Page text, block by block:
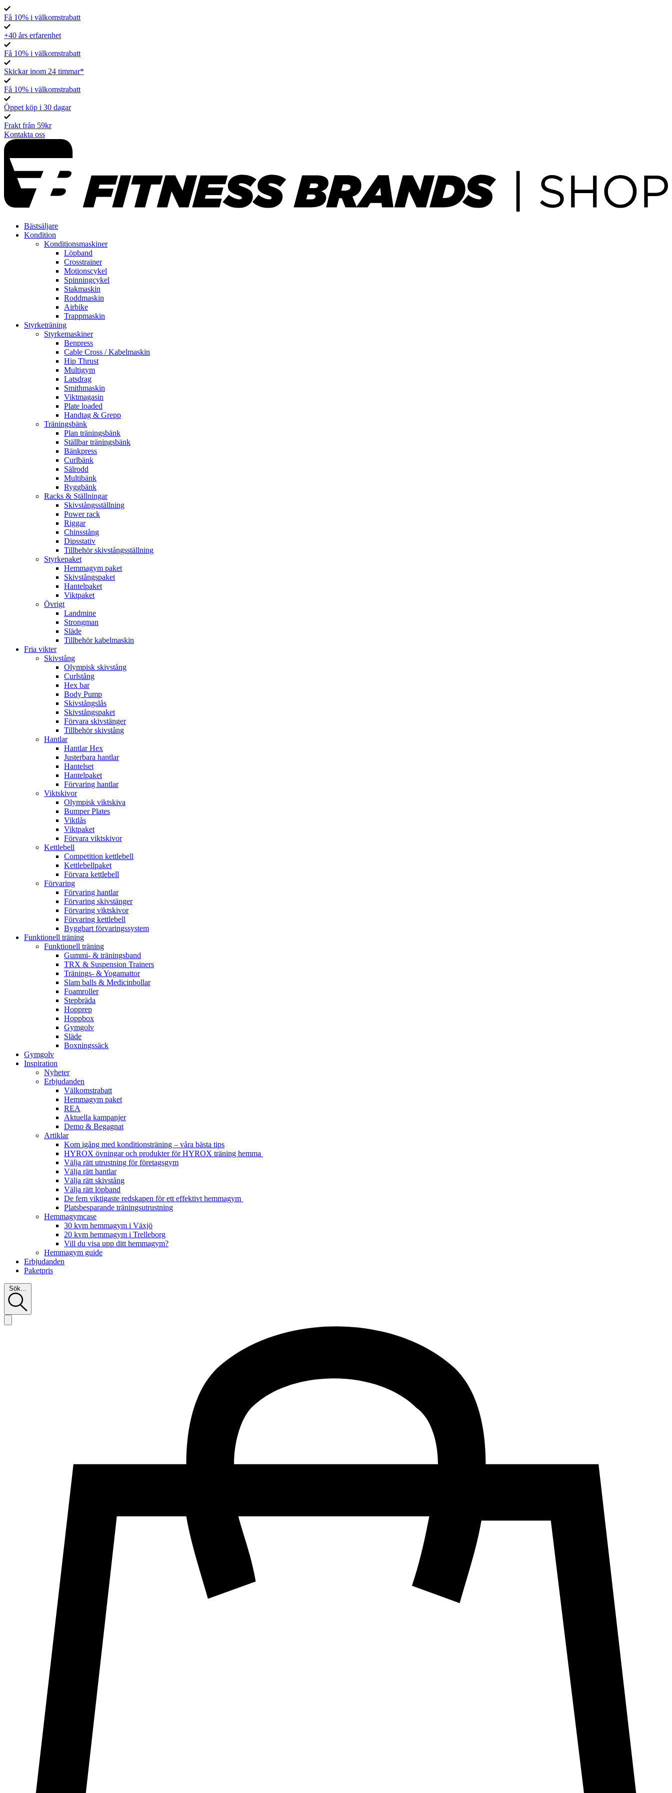
Få 10% i välkomstrabatt
+40 års erfarenhet
Få 10% i välkomstrabatt
Skickar inom 24 timmar*
Få 10% i välkomstrabatt
Öppet köp i 30 dagar
Frakt från 59kr
Kontakta oss
Bästsäljare
Kondition
Konditionsmaskiner
Löpband
Crosstrainer
Motionscykel
Spinningcykel
Stakmaskin
Roddmaskin
Airbike
Trappmaskin
Styrketräning
Styrkemaskiner
Benpress
Cable Cross / Kabelmaskin
Hip Thrust
Multigym
Latsdrag
Smithmaskin
Viktmagasin
Plate loaded
Handtag & Grepp
Träningsbänk
Plan träningsbänk
Ställbar träningsbänk
Bänkpress
Curlbänk
Sälrodd
Multibänk
Ryggbänk
Racks & Ställningar
Skivstångsställning
Power rack
Riggar
Chinsstång
Dipsstativ
Tillbehör skivstångsställning
Styrkepaket
Hemmagym paket
Skivstångspaket
Hantelpaket
Viktpaket
Övrigt
Landmine
Strongman
Släde
Tillbehör kabelmaskin
Fria vikter
Skivstång
Olympisk skivstång
Curlstång
Hex bar
Body Pump
Skivstångslås
Skivstångspaket
Förvara skivstänger
Tillbehör skivstång
Hantlar
Hantlar Hex
Justerbara hantlar
Hantelset
Hantelpaket
Förvaring hantlar
Viktskivor
Olympisk viktskiva
Bumper Plates
Viktlås
Viktpaket
Förvara viktskivor
Kettlebell
Competition kettlebell
Kettlebellpaket
Förvara kettlebell
Förvaring
Förvaring hantlar
Förvaring skivstänger
Förvaring viktskivor
Förvaring kettlebell
Byggbart förvaringssystem
Funktionell träning
Funktionell träning
Gummi- & träningsband
TRX & Suspension Trainers
Tränings- & Yogamattor
Slam balls & Medicinbollar
Foamroller
Stepbräda
Hopprep
Hoppbox
Gymgolv
Släde
Boxningssäck
Gymgolv
Inspiration
Nyheter
Erbjudanden
Välkomstrabatt
Hemmagym paket
REA
Aktuella kampanjer
Demo & Begagnat
Artiklar
Kom igång med konditionsträning – våra bästa tips
HYROX övningar och produkter för HYROX träning hemma
Välja rätt utrustning för företagsgym
Välja rätt hantlar
Välja rätt skivstång
Välja rätt löpband
De fem viktigaste redskapen för ett effektivt hemmagym
Platsbesparande träningsutrustning
Hemmagymcase
30 kvm hemmagym i Växjö
20 kvm hemmagym i Trelleborg
Vill du visa upp ditt hemmagym?
Hemmagym guide
Erbjudanden
Paketpris
Sök...